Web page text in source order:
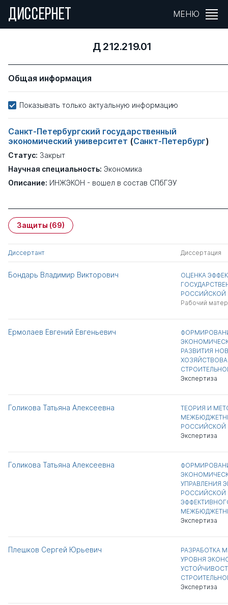
ДИССЕРНЕТ МЕНЮ
Д 212.219.01
Общая информация
Показывать только актуальную информацию
Санкт-Петербургский государственный
экономический университет (Санкт-Петербург)
Статус: Закрыт
Научная специальность: Экономика
Описание: ИНЖЭКОН - вошел в состав СПбГЭУ
Защиты (69)
Диссертант Диссертация
Бондарь Владимир Викторович
ОЦЕНКА
РОССИЙСКОЙ
Рабочий
Ермолаев Евгений Евгеньевич
РАЗВИТИЯ
Экспертиза
Голикова Татьяна Алексеевна
ТЕОРИЯ И
РОССИЙСКОЙ
Экспертиза
Голикова Татьяна Алексеевна
УПРАВЛЕНИЯ
РОССИЙСКОЙ
Экспертиза
Плешков Сергей Юрьевич
РАЗРАБОТКА
УРОВНЯ
Экспертиза